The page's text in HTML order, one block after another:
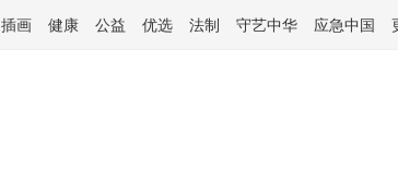
插画 健康 公益 优选 法制 守艺中华 应急中国